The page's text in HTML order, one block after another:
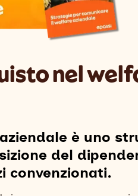
nel
è uno
del
convenzionati.